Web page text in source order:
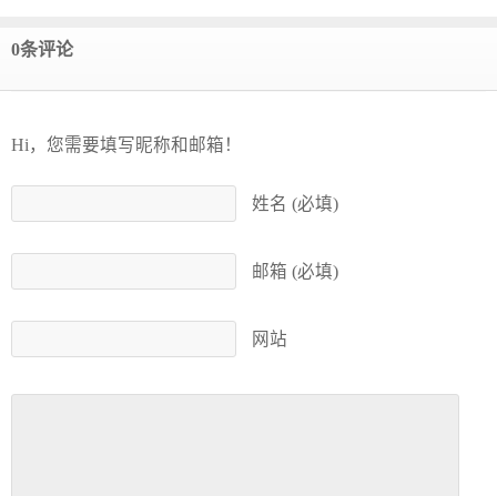
0条评论
Hi，您需要填写昵称和邮箱！
姓名 (必填)
邮箱 (必填)
网站